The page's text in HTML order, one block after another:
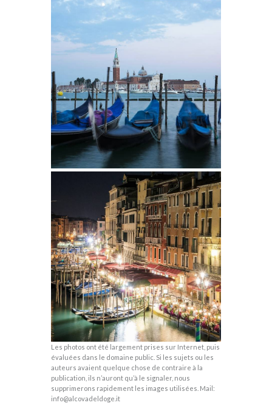
Les photos ont été largement prises sur Internet, puis
évaluées dans le domaine public. Si les sujets ou les
auteurs avaient quelque chose de contraire à la
publication, ils n’auront qu’à le signaler, nous
supprimerons rapidement les images utilisées. Mail:
info@alcovadeldoge.it